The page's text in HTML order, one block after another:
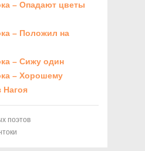
– Опадают цветы
– Положил на
– Сижу один
– Хорошему
Нагоя
поэтов